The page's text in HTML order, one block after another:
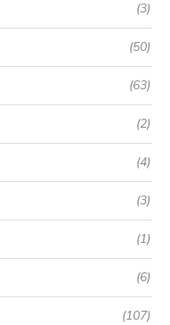
(3)
(50)
(63)
(2)
(4)
(3)
(1)
(6)
(107)